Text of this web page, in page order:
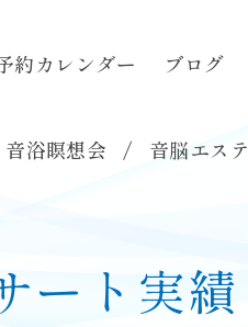
約カレンダー ブログ
音浴瞑想会 音脳エステ
ート実績